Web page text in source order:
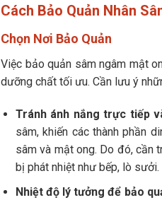
Cách Bảo Quản Nhân
Chọn Nơi Bảo Quản
Việc bảo quản sâm ngâm mật
dưỡng chất tối ưu. Cần lưu ý
Tránh ánh nắng trực tiếp
sâm, khiến các thành phần
sâm và mật ong. Do đó, cần
bị phát nhiệt như bếp, lò sưởi.
Nhiệt độ lý tưởng để bảo